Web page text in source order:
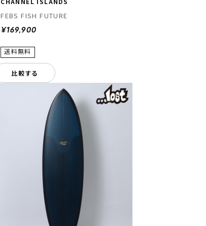
FEBS FISH FUTURE
¥169,900
比較する